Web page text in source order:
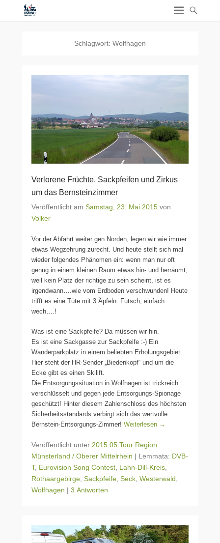
Schlagwort: Wolfhagen
Verlorene Früchte, Sackpfeifen und Zirkus
um das Bernsteinzimmer
Veröffentlicht am Samstag, 23. Mai 2015 von
Volker
Vor der Abfahrt weiter gen Norden, legen wir wie immer
etwas Wegzehrung zurecht. Und heute stellt sich mal
wieder folgendes Phänomen ein: wenn man nur oft
genug in einem kleinen Raum etwas hin- und herräumt,
weil kein Platz der richtige zu sein scheint, ist es
irgendwann….wie vom Erdboden verschwunden! Heute
trifft es eine Tüte mit 3 Äpfeln. Futsch, einfach
wech….!
Was ist eine Sackpfeife? Da müssen wir hin.
Es ist eine Sackgasse zur Sackpfeife :-) Ein
Wanderparkplatz in einem beliebten Erholungsgebiet.
Hier steht der HR-Sender „Biedenkopf“ und um die
Ecke gibt es einen Skilift.
Die Entsorgungssituation in Wolfhagen ist trickreich
verschlüsselt und gegen jede Entsorgungs-Spionage
geschützt! Hinter diesem Zahlenschloss des höchsten
Sicherheitsstandards verbirgt sich das wertvolle
Bernstein-Entsorgungs-Zimmer! Weiterlesen →
Veröffentlicht unter 2015 05 Tour Region
Münsterland / Oberer Mittelrhein | Lemmata: DVB-
T, Eurovision Song Contest Lahn-Dill-Kreis
Rothaargebirge Sackpfeife Seck Westerwald
Wolfhagen | 3 Antworten